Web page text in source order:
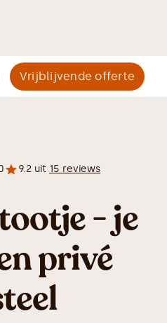
Vrijblijvende offerte
9.2 uit 15 reviews
- je
privé